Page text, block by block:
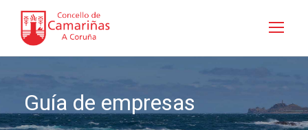
Guía de empresas